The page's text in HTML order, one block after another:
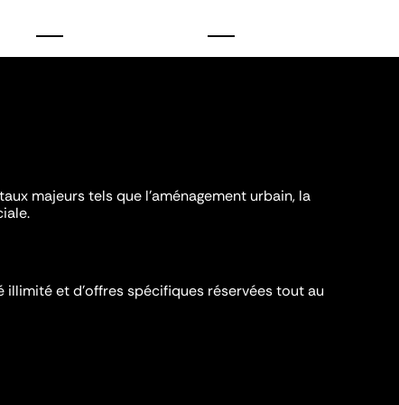
majeurs tels que l'aménagement urbain, la
illimité et d’offres spécifiques réservées tout au